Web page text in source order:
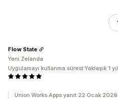
Flow State
Yeni Zelanda
Uygulamayı kullanma süresi:Yaklaşık 1 yıl
Union Works Apps yanıt 22 Ocak 2026